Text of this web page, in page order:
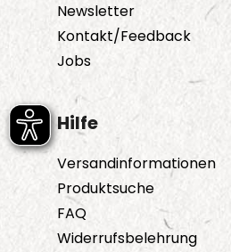
Newsletter
Kontakt/Feedback
Jobs
Hilfe
Versandinformationen
Produktsuche
FAQ
Widerrufsbelehrung